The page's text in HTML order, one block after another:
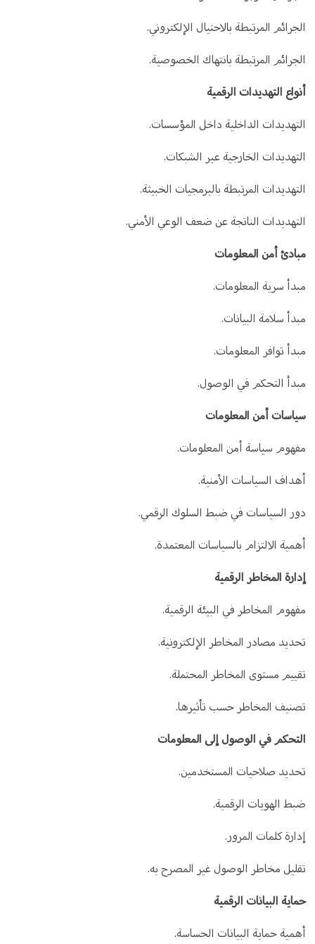
الجرائم المرتبطة بالاحتيال الإلكتروني.
الجرائم المرتبطة بانتهاك الخصوصية.
أنواع التهديدات الرقمية
التهديدات الداخلية داخل المؤسسات.
التهديدات الخارجية عبر الشبكات.
التهديدات المرتبطة بالبرمجيات الخبيثة.
التهديدات الناتجة عن ضعف الوعي الأمني.
مبادئ أمن المعلومات
مبدأ سرية المعلومات.
مبدأ سلامة البيانات.
مبدأ توافر المعلومات.
مبدأ التحكم في الوصول.
سياسات أمن المعلومات
مفهوم سياسة أمن المعلومات.
أهداف السياسات الأمنية.
دور السياسات في ضبط السلوك الرقمي.
أهمية الالتزام بالسياسات المعتمدة.
إدارة المخاطر الرقمية
مفهوم المخاطر في البيئة الرقمية.
تحديد مصادر المخاطر الإلكترونية.
تقييم مستوى المخاطر المحتملة.
تصنيف المخاطر حسب تأثيرها.
التحكم في الوصول إلى المعلومات
تحديد صلاحيات المستخدمين.
ضبط الهويات الرقمية.
إدارة كلمات المرور.
تقليل مخاطر الوصول غير المصرح به.
حماية البيانات الرقمية
أهمية حماية البيانات الحساسة.